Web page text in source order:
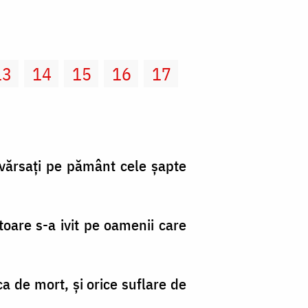
14 15 16 17
pe pământ cele şapte
s-a ivit pe oamenii care
de mort, şi orice suflare de